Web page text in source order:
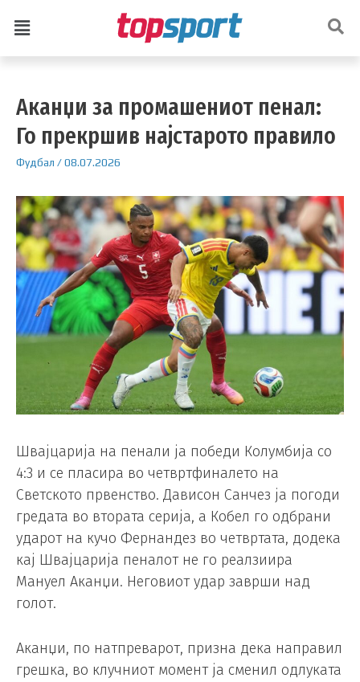
Аканџи за промашениот пенал:
Го прекршив најстарото правило
Фудбал /08.07.2026
Швајцарија на пенали ја победи Колумбија со
4:3 и се пласира во четвртфиналето на
Светското првенство. Дависон Санчез ја погоди
гредата во втората серија, а Кобел го одбрани
ударот на кучо Фернандез во четвртата, додека
кај Швајцарија пеналот не го реалзиира
Мануел Аканџи. Неговиот удар заврши над
голот.
Аканџи, по натпреварот, призна дека направил
грешка, во клучниот момент ја сменил одлуката